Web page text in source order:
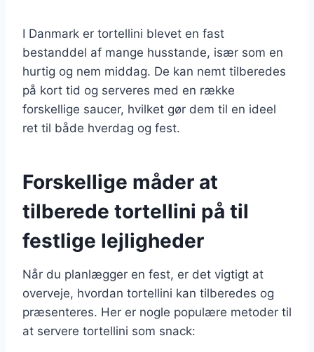
I Danmark er tortellini blevet en fast
bestanddel af mange husstande, især som en
hurtig og nem middag. De kan nemt tilberedes
på kort tid og serveres med en række
forskellige saucer, hvilket gør dem til en ideel
ret til både hverdag og fest.
Forskellige måder at
tilberede tortellini på til
festlige lejligheder
Når du planlægger en fest, er det vigtigt at
overveje, hvordan tortellini kan tilberedes og
præsenteres. Her er nogle populære metoder til
at servere tortellini som snack: